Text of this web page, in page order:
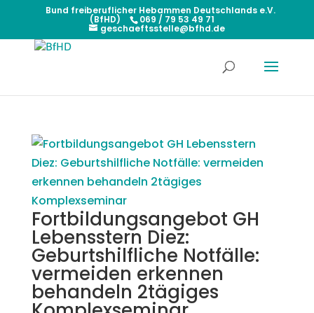
Bund freiberuflicher Hebammen Deutschlands e.V.
(BfHD) 069 / 79 53 49 71
geschaeftsstelle@bfhd.de
Fortbildungsangebot GH
Lebensstern Diez:
Geburtshilfliche Notfälle:
vermeiden erkennen
behandeln 2tägiges